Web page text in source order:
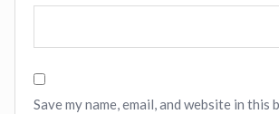
Save my name, email, and website in